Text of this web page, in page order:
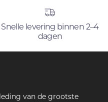
Snelle levering binnen 2–4
dagen
van de grootste